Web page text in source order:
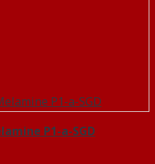
P1-a-SGD